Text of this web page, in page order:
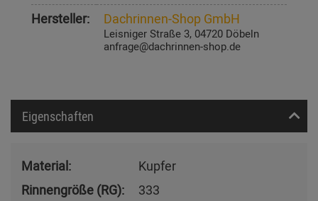
Hersteller: Dachrinnen-Shop GmbH
Leisniger Straße 3, 04720 Döbeln
anfrage@dachrinnen-shop.de
Eigenschaften
Material:
Kupfer
Rinnengröße (RG):
333